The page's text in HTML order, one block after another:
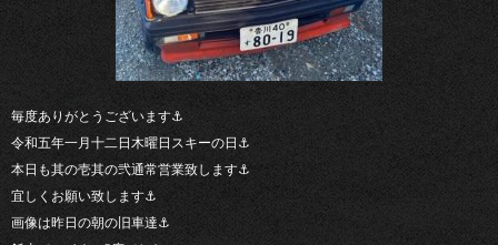
毎度ありがとうございます⚓︎
令和五年一月十二日木曜日スキーの日⚓︎
本日も其の壱其の弐通常営業致します⚓︎
宜しくお願い致します⚓︎
画像は昨日の朝の旧車達⚓︎